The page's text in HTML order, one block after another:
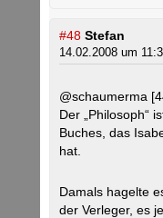
#48 Stefan
14.02.2008 um
@schaumerma
Der „Philosoph“
Buches, das
hat.
Damals hagelte
der Verleger, es